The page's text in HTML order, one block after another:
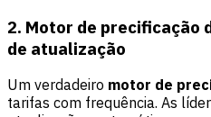
2. Motor de precificação
de atualização
Um verdadeiro motor de
tarifas com frequência. As